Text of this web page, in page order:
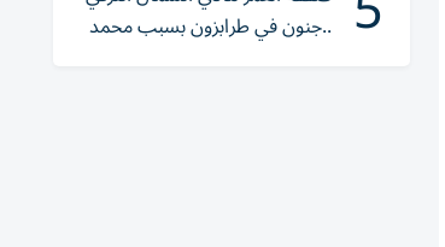
..جنون في طرابزون بسبب محمد